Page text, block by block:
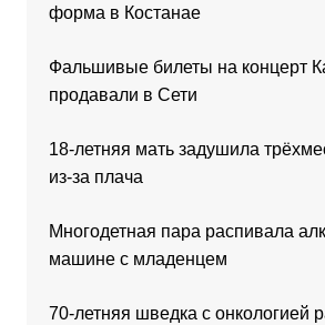
форма в Костанае
Фальшивые билеты на концерт
продавали в Сети
18-летняя мать задушила
из-за плача
Многодетная пара распивала
машине с младенцем
70-летняя шведка с онкологией